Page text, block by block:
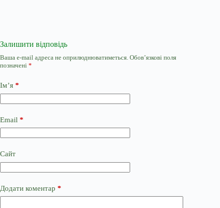
Залишити відповідь
Ваша e-mail адреса не оприлюднюватиметься. Обов’язкові поля
позначені *
Ім’я *
Email *
Сайт
Додати коментар *